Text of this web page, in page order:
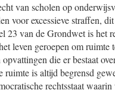
van scholen op
voor excessieve straffen, dit
23 van de Grondwet is het
leven geroepen om ruimte
die er bestaat
ruimte is altijd begrensd
rechtsstaat